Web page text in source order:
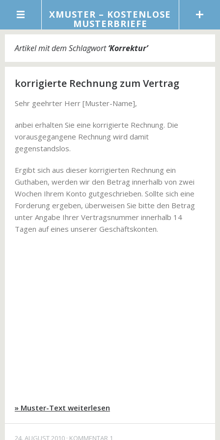
XMUSTER – KOSTENLOSE
MUSTERBRIEFE
Artikel mit dem Schlagwort‘Korrektur’
korrigierte Rechnung zum Vertrag
Sehr geehrter Herr [Muster-Name],
anbei erhalten Sie eine korrigierte Rechnung. Die
vorausgegangene Rechnung wird damit
gegenstandslos.
Ergibt sich aus dieser korrigierten Rechnung ein
Guthaben, werden wir den Betrag innerhalb von zwei
Wochen Ihrem Konto gutgeschrieben. Sollte sich eine
Forderung ergeben, überweisen Sie bitte den Betrag
unter Angabe Ihrer Vertragsnummer innerhalb 14
Tagen auf eines unserer Geschäftskonten.
» Muster-Text weiterlesen
24. AUGUST 2010 KOMMENTAR 1